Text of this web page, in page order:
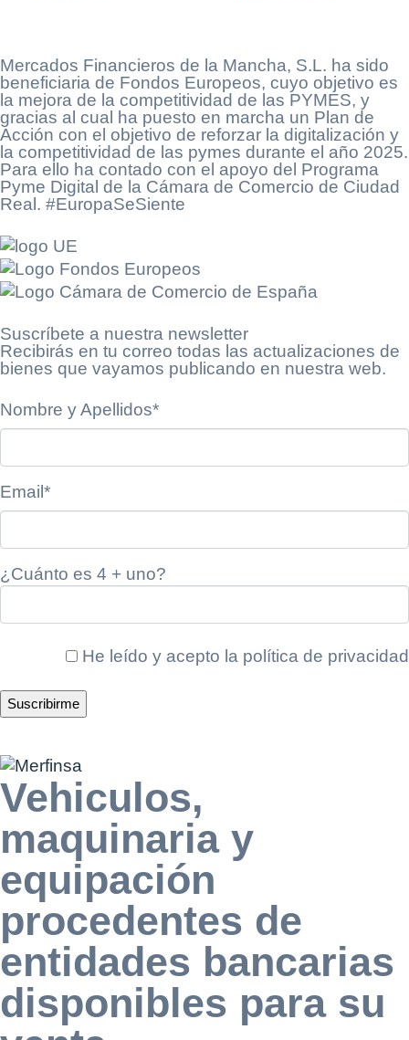
Mercados Financieros de la Mancha, S.L. ha sido
beneficiaria de Fondos Europeos, cuyo objetivo es
la mejora de la competitividad de las PYMES, y
gracias al cual ha puesto en marcha un Plan de
Acción con el objetivo de reforzar la digitalización y
la competitividad de las pymes durante el año 2025.
Para ello ha contado con el apoyo del Programa
Pyme Digital de la Cámara de Comercio de Ciudad
Real. #EuropaSeSiente
Suscríbete a nuestra newsletter
Recibirás en tu correo todas las actualizaciones de
bienes que vayamos publicando en nuestra web.
Nombre y Apellidos*
Email*
¿Cuánto es 4 + uno?
He leído y acepto la política de privacidad
Vehiculos,
maquinaria y
equipación
procedentes de
entidades bancarias
disponibles para su